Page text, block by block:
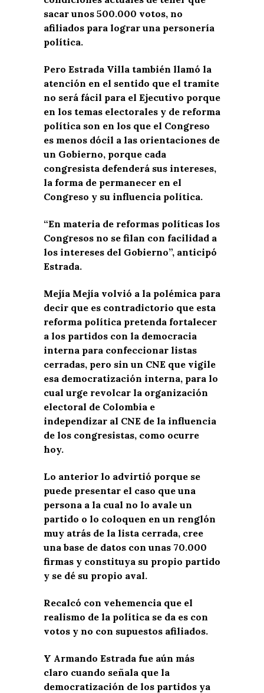
sacar unos 500.000 votos, no
afiliados para lograr una personería
política.
Pero Estrada Villa también llamó la
atención en el sentido que el tramite
no será fácil para el Ejecutivo porque
en los temas electorales y de reforma
política son en los que el Congreso
es menos dócil a las orientaciones de
un Gobierno, porque cada
congresista defenderá sus intereses,
la forma de permanecer en el
Congreso y su influencia política.
“En materia de reformas políticas los
Congresos no se filan con facilidad a
los intereses del Gobierno”, anticipó
Estrada.
Mejía Mejía volvió a la polémica para
decir que es contradictorio que esta
reforma política pretenda fortalecer
a los partidos con la democracia
interna para confeccionar listas
cerradas, pero sin un CNE que vigile
esa democratización interna, para lo
cual urge revolcar la organización
electoral de Colombia e
independizar al CNE de la influencia
de los congresistas, como ocurre
hoy.
Lo anterior lo advirtió porque se
puede presentar el caso que una
persona a la cual no lo avale un
partido o lo coloquen en un renglón
muy atrás de la lista cerrada, cree
una base de datos con unas 70.000
firmas y constituya su propio partido
y se dé su propio aval.
Recalcó con vehemencia que el
realismo de la política se da es con
votos y no con supuestos afiliados.
Y Armando Estrada fue aún más
claro cuando señala que la
democratización de los partidos ya